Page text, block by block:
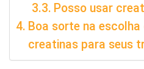
Posso usar
Boa sorte na
creatinas para seus